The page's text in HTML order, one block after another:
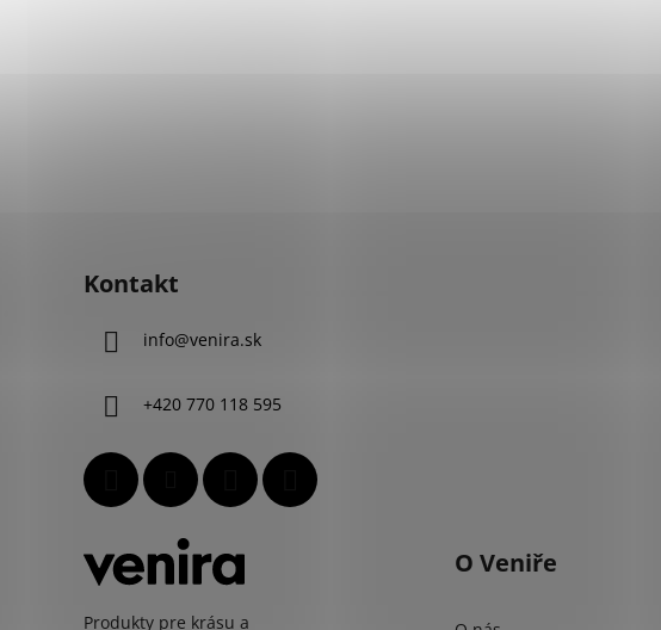
Kontakt
info@venira.sk
+420 770 118 595
Produkty pre krásu a
O Veniře